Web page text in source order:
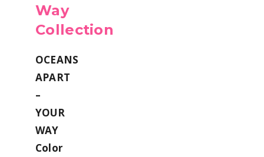
Way
Collection
OCEANS
APART
–
YOUR
WAY
Color